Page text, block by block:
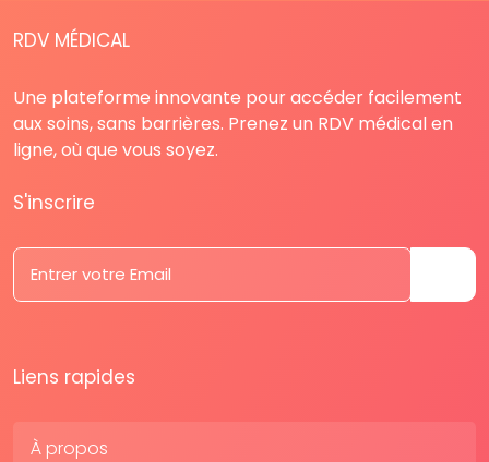
RDV MÉDICAL
Une plateforme innovante pour accéder facilement
aux soins, sans barrières. Prenez un RDV médical en
ligne, où que vous soyez.
S'inscrire
Liens rapides
À propos